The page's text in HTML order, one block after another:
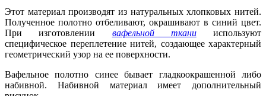
Этот материал производят из натуральных хлопковых нитей.
Полученное полотно отбеливают, окрашивают в синий цвет.
При изготовлении вафельной тканииспользуют
специфическое переплетение нитей, создающее характерный
геометрический узор на ее поверхности.
Вафельное полотно синее бывает гладкоокрашенной либо
набивной. Набивной материал имеет дополнительный